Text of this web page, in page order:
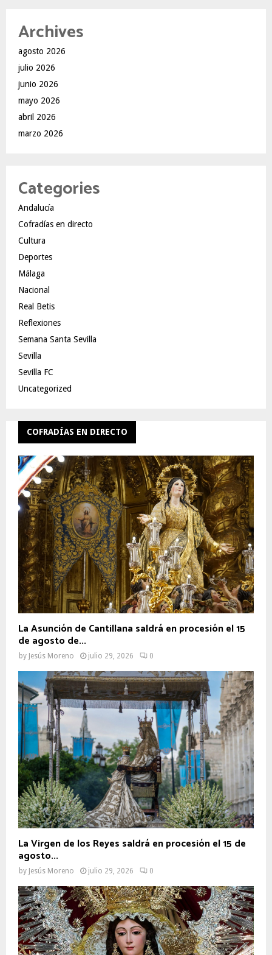
Archives
agosto 2026
julio 2026
junio 2026
mayo 2026
abril 2026
marzo 2026
Categories
Andalucía
Cofradías en directo
Cultura
Deportes
Málaga
Nacional
Real Betis
Reflexiones
Semana Santa Sevilla
Sevilla
Sevilla FC
Uncategorized
COFRADÍAS EN DIRECTO
La Asunción de Cantillana saldrá en procesión el 15
de agosto de...
by Jesús Moreno julio 29, 2026 0
La Virgen de los Reyes saldrá en procesión el 15 de
agosto...
by Jesús Moreno julio 29, 2026 0